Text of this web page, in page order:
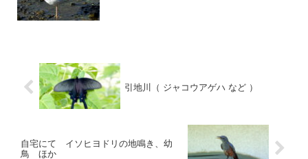
引地川（ ジャコウアゲハ など ）
自宅にて イソヒヨドリの地鳴き、幼
鳥 ほか